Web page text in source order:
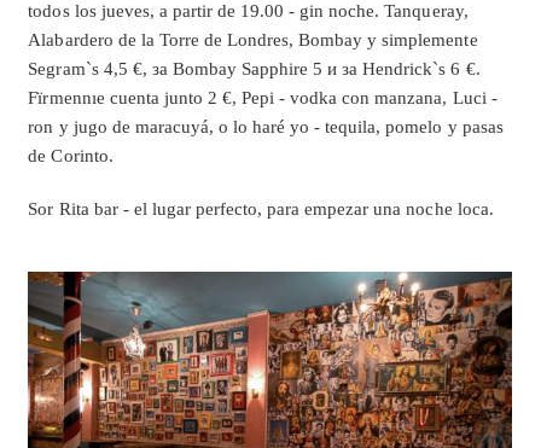
todos los jueves, a partir de 19.00 - gin noche. Tanqueray,
Alabardero de la Torre de Londres, Bombay y simplemente
Segram`s 4,5 €, за Bombay Sapphire 5 и за Hendrick`s 6 €.
Fïrmennıe cuenta junto 2 €, Pepi - vodka con manzana, Luci -
ron y jugo de maracuyá, o lo haré yo - tequila, pomelo y pasas
de Corinto.
Sor Rita bar - el lugar perfecto, para empezar una noche loca.